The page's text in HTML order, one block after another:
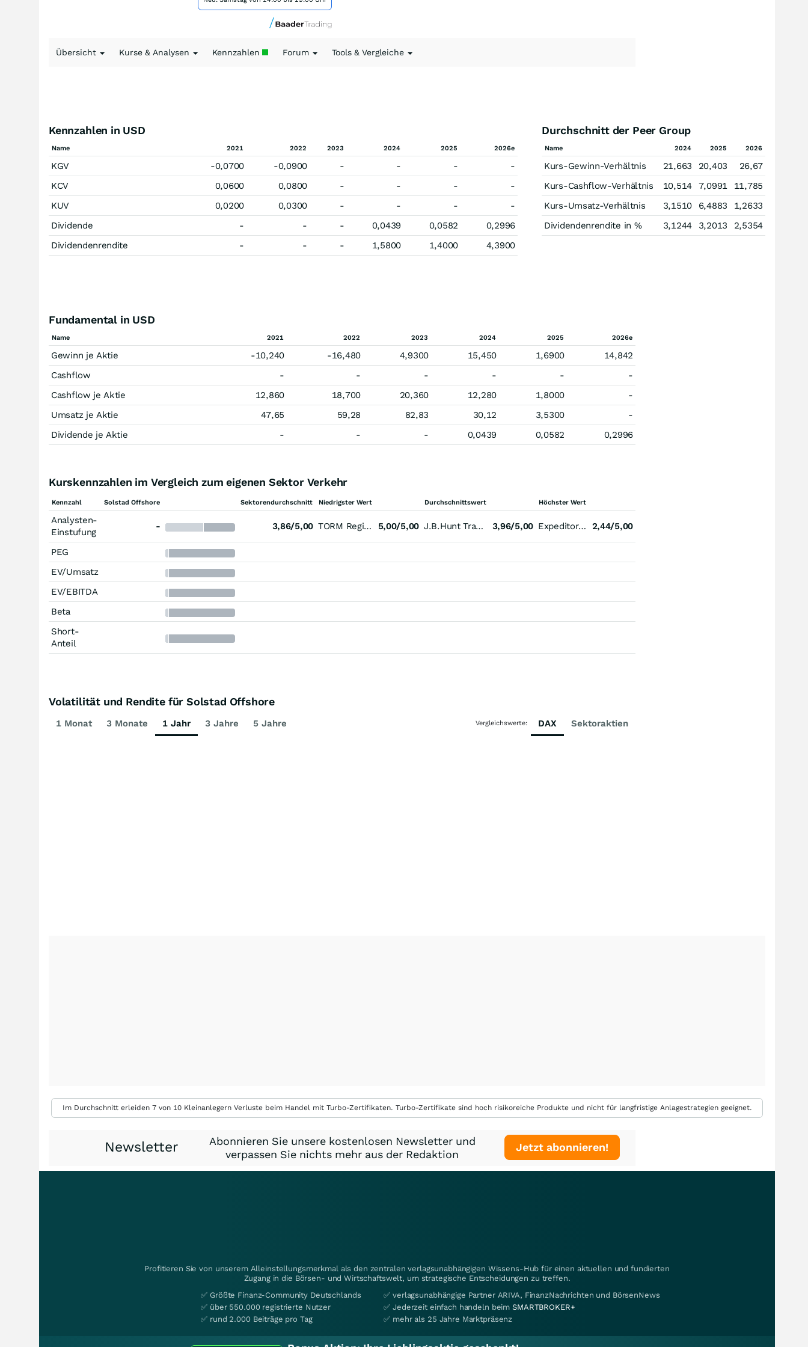
Übersicht Kurse & Analysen Kennzahlen Forum Tools & Vergleiche
Kennzahlen in USD
Name 2021 2022 2023 2024 2025 2026e
KGV -0,0700 -0,0900 - - -
-
KCV
0,0600 0,0800 - - -
-
KUV
0,0200 0,0300 - - -
-
Dividende
- - - 0,0439 0,0582
0,2996
Dividendenrendite
- - - 1,5800 1,4000 4,3900
Durchschnitt der Peer Group
Name 2024 2025 2026
Kurs-Gewinn-Verhältnis 21,663 20,403
26,67
Kurs-Cashflow-Verhältnis
10,514 7,0991
11,785
Kurs-Umsatz-Verhältnis
3,1510 6,4883
1,2633
Dividendenrendite in %
3,1244 3,2013 2,5354
Fundamental in USD
Name 2021 2022 2023 2024 2025 2026e
Gewinn je Aktie -10,240 -16,480 4,9300 15,450 1,6900
14,842
Cashflow
- - - - -
-
Cashflow je Aktie
12,860 18,700 20,360 12,280 1,8000
-
Umsatz je Aktie
47,65 59,28 82,83 30,12 3,5300
-
Dividende je Aktie
- - - 0,0439 0,0582 0,2996
Kurskennzahlen im Vergleich zum eigenen Sektor Verkehr
Kennzahl Solstad Offshore Sektorendurchschnitt Niedrigster Wert Durchschnittswert Höchster Wert
Analysten-
Einstufung
- 3,86/5,00 TORM Registered (A) 5,00/5,00 J.B.Hunt Transport Services 3,96/5,00 Expeditors International of Washington 2,44/5,00
PEG
EV/Umsatz
EV/EBITDA
Beta
Short-
Anteil
Volatilität und Rendite für Solstad Offshore
1 Monat 3 Monate 1 Jahr 3 Jahre 5 Jahre Vergleichswerte: DAX Sektoraktien
Im Durchschnitt erleiden 7 von 10 Kleinanlegern Verluste beim Handel mit Turbo-Zertifikaten. Turbo-Zertifikate sind hoch risikoreiche Produkte und nicht für langfristige Anlagestrategien geeignet.
Newsletter
Abonnieren Sie unsere kostenlosen Newsletter und
verpassen Sie nichts mehr aus der Redaktion
Jetzt abonnieren!
Profitieren Sie von unserem Alleinstellungsmerkmal als den zentralen verlagsunabhängigen Wissens-Hub für einen aktuellen und fundierten
Zugang in die Börsen- und Wirtschaftswelt, um strategische Entscheidungen zu treffen.
✅ Größte Finanz-Community Deutschlands
✅ über 550.000 registrierte Nutzer
✅ rund 2.000 Beiträge pro Tag
✅ verlagsunabhängige Partner ARIVA, FinanzNachrichten und BörsenNews
✅ Jederzeit einfach handeln beimSMARTBROKER+
✅ mehr als 25 Jahre Marktpräsenz